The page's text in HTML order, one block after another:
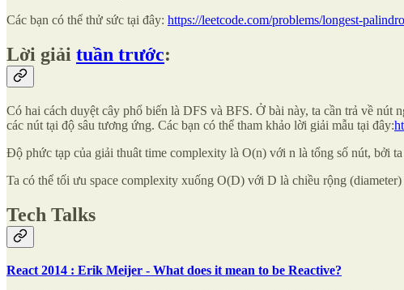
Các bạn có thể thử sức tại đây: https://leetcode.com/problems/longest-
Lời giải tuần trước:
Có hai cách duyệt cây phổ biến là DFS và BFS. Ở bài này, ta cần trả về
các nút tại độ sâu tương ứng. Các bạn có thể tham khảo lời giải mẫu tại đây:
Độ phức tạp của giải thuât time complexity là O(n) với n là tổng số nút, bởi
Ta có thể tối ưu space complexity xuống O(D) với D là chiều rộng
Tech Talks
React 2014 : Erik Meijer - What does it mean to be Reactive?